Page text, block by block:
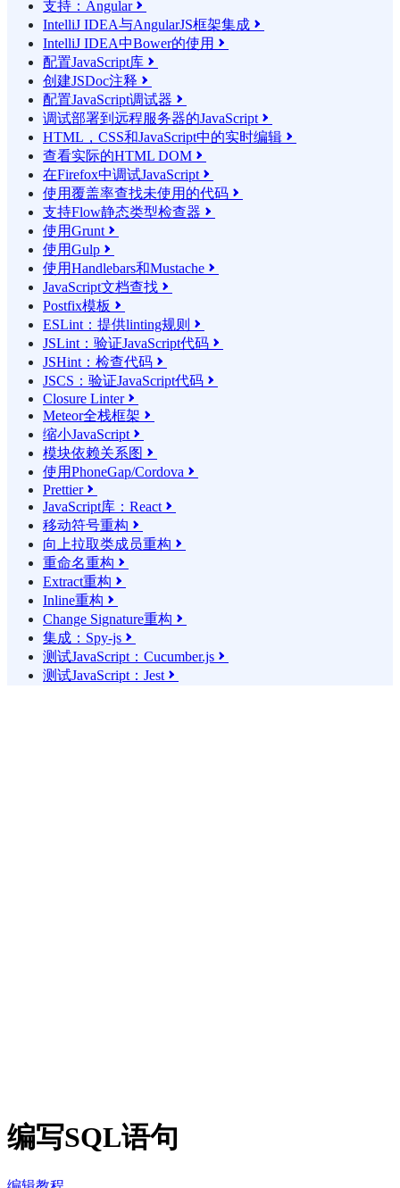
支持：Angular
IntelliJ IDEA与AngularJS框架集成 
IntelliJ IDEA中Bower的使用 
配置JavaScript库 
创建JSDoc注释 
配置JavaScript调试器 
调试部署到远程服务器的JavaScript 
HTML，CSS和JavaScript中的实时编辑 
查看实际的HTML DOM 
在Firefox中调试JavaScript 
使用覆盖率查找未使用的代码 
支持Flow静态类型检查器 
使用Grunt 
使用Gulp 
使用Handlebars和Mustache 
JavaScript文档查找 
Postfix模板 
ESLint：提供linting规则 
JSLint：验证JavaScript代码 
JSHint：检查代码 
JSCS：验证JavaScript代码 
Closure Linter
Meteor全栈框架 
缩小JavaScript 
模块依赖关系图 
使用PhoneGap/Cordova 
Prettier
JavaScript库：React 
移动符号重构 
向上拉取类成员重构 
重命名重构 
Extract重构 
Inline重构 
Change Signature重构 
集成：Spy-js 
测试JavaScript：Cucumber.js 
测试JavaScript：Jest 
编写SQL语句